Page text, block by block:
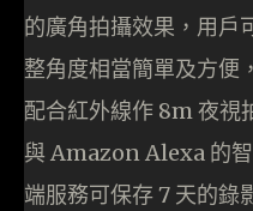
的廣角拍攝效果，用戶
整角度相當簡單及方
配合紅外線作 8m 夜
與 Amazon Alexa 的
端服務可保存 7 天的錄